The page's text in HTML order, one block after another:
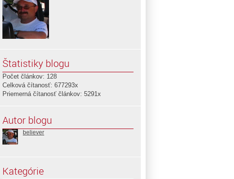
Štatistiky blogu
Počet článkov: 128
Celková čítanosť: 677293x
Priemerná čítanosť článkov: 5291x
Autor blogu
believer
Kategórie